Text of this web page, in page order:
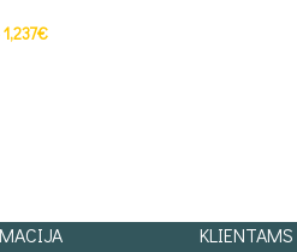
1,237€
KLIENTAMS